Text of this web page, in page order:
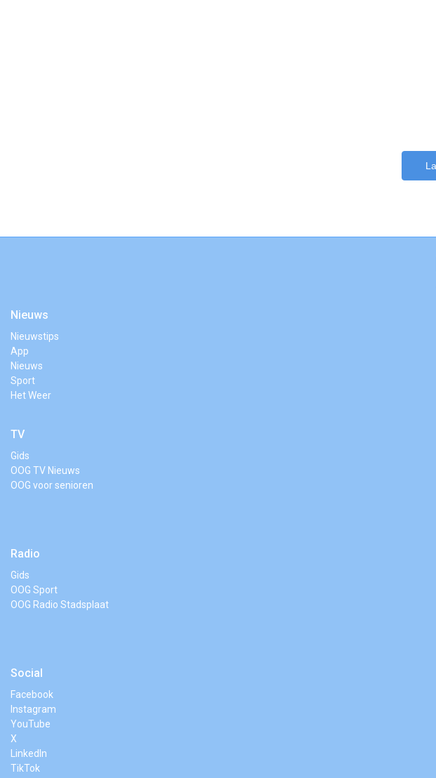
Nieuws
Nieuwstips
App
Nieuws
Sport
Het Weer
TV
Gids
OOG TV Nieuws
OOG voor senioren
Radio
Gids
OOG Sport
OOG Radio Stadsplaat
Social
Facebook
Instagram
YouTube
X
LinkedIn
TikTok